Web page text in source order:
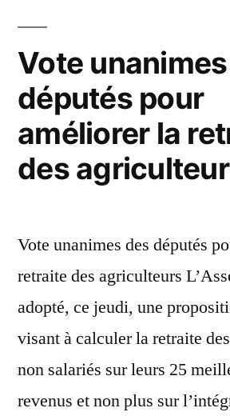
Vote
députés pour
améliorer la
des
Vote unanimes des députés
retraite des agriculteurs
adopté, ce jeudi, une
visant à calculer la retraite
non salariés sur leurs 25
revenus et non plus sur